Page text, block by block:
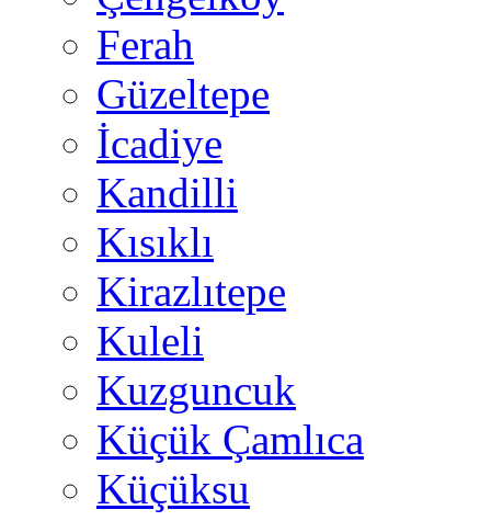
Ferah
Güzeltepe
İcadiye
Kandilli
Kısıklı
Kirazlıtepe
Kuleli
Kuzguncuk
Küçük Çamlıca
Küçüksu